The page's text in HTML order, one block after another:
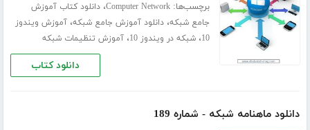
برچسب‌ها:Computer Network،دانلود کتاب آموزش
جامع شبکه،دانلود آموزش جامع شبکه،آموزش ویندوز
10،شبکه در ویندوز 10 ،آموزش تنظیمات شبکه
دانلود کتاب
دانلود ماهنامه شبکه - شماره 189